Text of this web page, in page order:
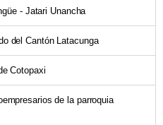
- Jatari Unancha
del Cantón Latacunga
Cotopaxi
de la parroquia